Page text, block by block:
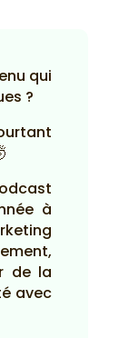
qui
?
à
de la
avec